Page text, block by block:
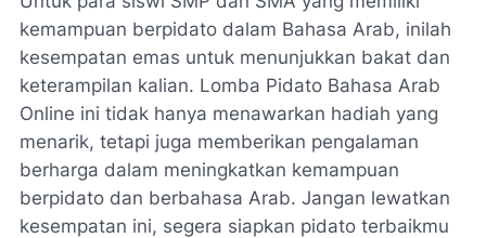
kemampuan berpidato dalam Bahasa Arab, inilah
kesempatan emas untuk menunjukkan bakat dan
keterampilan kalian. Lomba Pidato Bahasa Arab
Online ini tidak hanya menawarkan hadiah yang
menarik, tetapi juga memberikan pengalaman
berharga dalam meningkatkan kemampuan
berpidato dan berbahasa Arab. Jangan lewatkan
kesempatan ini, segera siapkan pidato terbaikmu